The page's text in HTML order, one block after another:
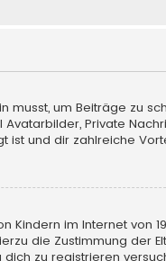
um Beiträge zu
Private
ist und dir zahlreiche
Kindern im Internet von
die Zustimmung der
zu registrieren